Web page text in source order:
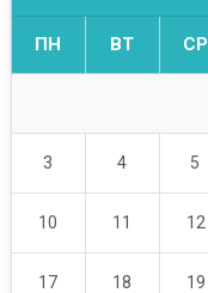
ПН ВТ СР
3 4 5
10 11 12
17 18 19